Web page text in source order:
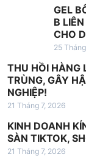
i
ế
t
GEL
B
CHO
25
THU HỒI HÀNG
TRÙNG, GÂY
NGHIỆP!
21 Tháng 7, 2026
KINH DOANH
SÀN TIKTOK,
21 Tháng 7, 2026